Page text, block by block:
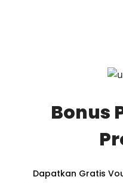
Bonus
Dapatkan Gratis